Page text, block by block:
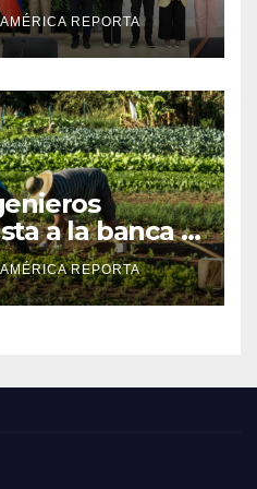
AMÉRICA REPORTA
a la banca a
AMÉRICA REPORTA